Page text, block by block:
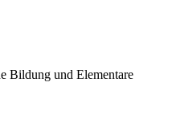
Bildung und Elementare